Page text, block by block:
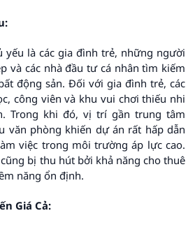
yếu là các gia đình trẻ, những người
và các nhà đầu tư cá nhân tìm kiếm
động sản. Đối với gia đình trẻ, các
công viên và khu vui chơi thiếu nhi
Trong khi đó, vị trí gần trung tâm
văn phòng khiến dự án rất hấp dẫn
việc trong môi trường áp lực cao.
bị thu hút bởi khả năng cho thuê
năng ổn định.
Giá Cả: